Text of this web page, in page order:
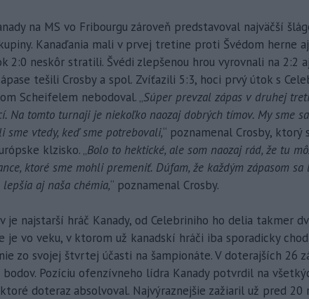
na MS vo Fribourgu zároveň predstavoval najväčší
Kanaďania mali v prvej tretine proti Švédom herne
2:0 neskôr stratili. Švédi zlepšenou hrou vyrovnali na 2:2
tešili Crosby a spol. Zvíťazili 5:3, hoci prvý útok s
Scheifelem nebodoval. „Súper prevzal zápas v druhej
Na tomto turnaji je niekoľko naozaj dobrých tímov. My sme
sme vtedy, keď sme potrebovali,“ poznamenal Crosby, ktorý
klzisko. „Bolo to hektické, ale som naozaj rád, že tu
ktoré sme mohli premeniť. Dúfam, že každým zápasom sa
aj naša chémia,“ poznamenal Crosby.
je najstarší hráč Kanady, od Celebriniho ho delia takmer
je vo veku, v ktorom už kanadskí hráči iba sporadicky
zo svojej štvrtej účasti na šampionáte. V doterajších 26
bodov. Pozíciu ofenzívneho lídra Kanady potvrdil na
doteraz absolvoval. Najvýraznejšie zažiaril už pred 20